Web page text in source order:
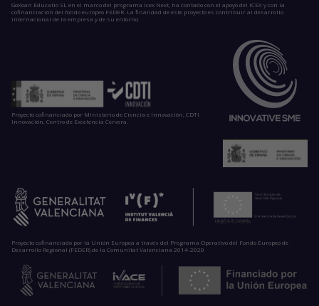
GoKoan Educatio SL en el marco del programa Icex Next, ha contado con el apoyo del ICEX y con la
cofinanciación del fondo europeo FEDER. La finalidad de este proyecto es contribuir al desarrollo
internacional de la empresa y de su entorno.
Proyecto cofinanciado por Ministerio de Ciencia e Innovación, CDTI
Innovación, Centro de Excelencia Cervera.
Proyecto cofinanciado por la Unión Europea a través del Programa Operativo del Fondo Europeo de
Desarrollo Regional (FEDER) de la Comunitat Valenciana 2014-2020